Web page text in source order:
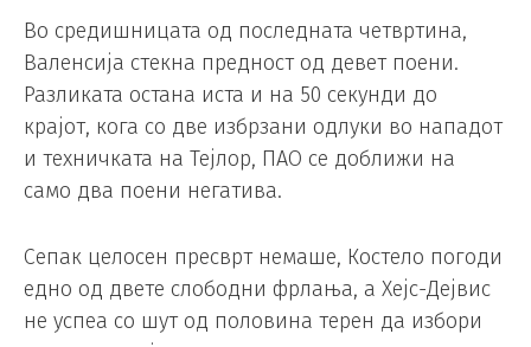
Во средишницата од последната четвртина,
Валенсија стекна предност од девет поени.
Разликата остана иста и на 50 секунди до
крајот, кога со две избрзани одлуки во нападот
и техничката на Тејлор, ПАО се доближи на
само два поени негатива.
Сепак целосен пресврт немаше, Костело погоди
едно од двете слободни фрлања, а Хејс-Дејвис
не успеа со шут од половина терен да избори